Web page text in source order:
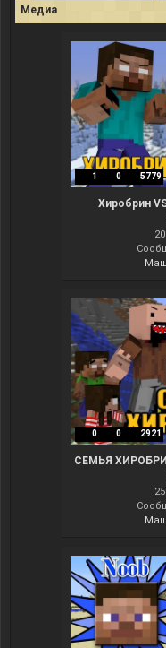
Медиа
1 0 5779
Хиробрин
0 0 2921
СЕМЬЯ